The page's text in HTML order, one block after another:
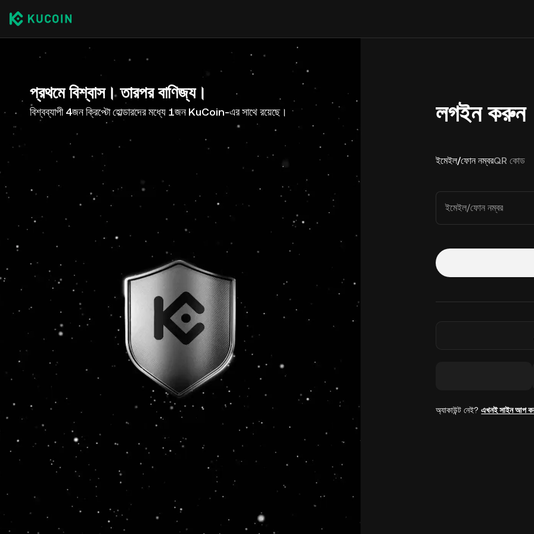
প্রথমে বিশ্বাস। তারপর বাণিজ্য।
বিশ্বব্যাপী 4জন ক্রিপ্টো হোল্ডারদের মধ্যে 1জন KuCoin-এর সাথে রয়েছে। লগইন করুন
ইমেইল/ফোন নম্বরQR কোড
ইমেইল/ফোন নম্বর
অ্যাকাউন্ট নেই?এখনই সাইন আপ